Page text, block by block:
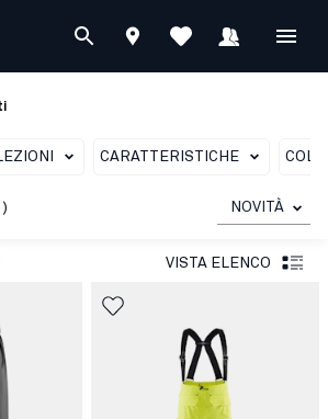
CARATTERISTICHE
NOVITÀ
VISTA ELENCO